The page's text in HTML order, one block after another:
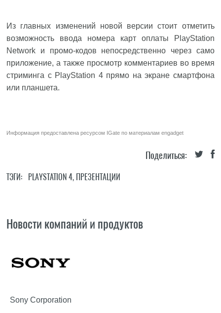
Из главных изменений новой версии стоит отметить
возможность ввода номера карт оплаты PlayStation
Network и промо-кодов непосредственно через само
приложение, а также просмотр комментариев во время
стриминга с PlayStation 4 прямо на экране смартфона
или планшета.
Информация предоставлена ресурсом IGate по материаламengadget
Поделиться:
ТЭГИ: PLAYSTATION 4, ПРЕЗЕНТАЦИИ
Новости компаний и продуктов
Sony Corporation